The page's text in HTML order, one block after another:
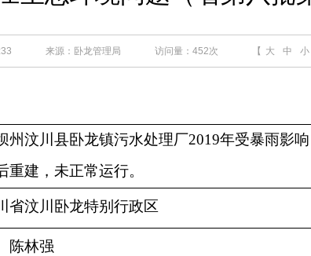
来源：卧龙管理局 访问量： 452次 【 大 中 小
州汶川县卧龙镇污水处理厂2019年受暴雨影
重建，未正常运行。
省汶川卧龙特别行政区
陈林强